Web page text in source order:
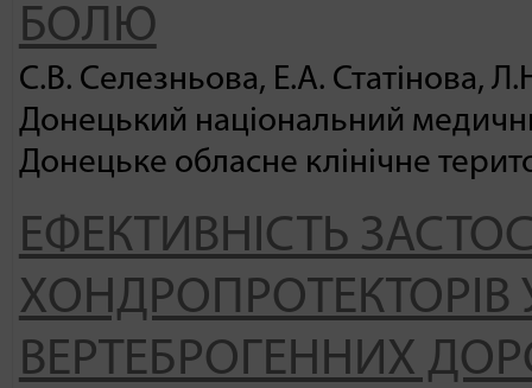
БОЛЮ
С.В. Селезньова, Е.А. Статінова,
Донецький національний
Донецьке обласне клінічне
ЕФЕКТИВНІСТЬ
ХОНДРОПРОТЕКТОРІВ
ВЕРТЕБРОГЕННИХ